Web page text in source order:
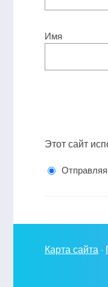
Имя
Этот сайт
Карта сайта ·